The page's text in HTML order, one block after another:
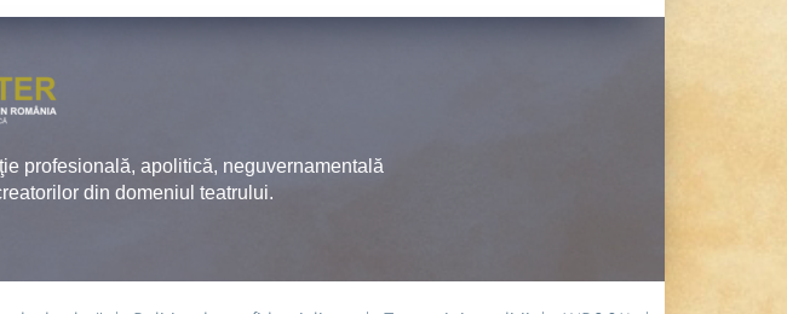
profesională, apolitică, neguvernamentală
din domeniul teatrului.